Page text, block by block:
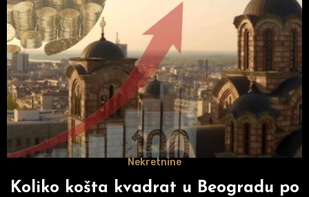
Nekretnine
Koliko košta kvadrat u Beogradu po